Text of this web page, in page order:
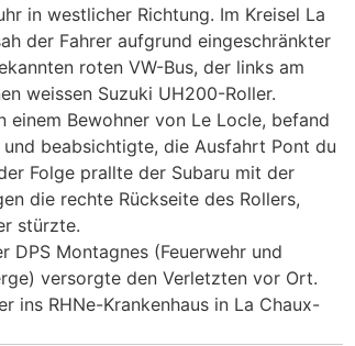
in westlicher Richtung. Im Kreisel La
der Fahrer aufgrund eingeschränkter
roten VW-Bus, der links am
weissen Suzuki UH200-Roller.
einem Bewohner von Le Locle, befand
beabsichtigte, die Ausfahrt Pont du
Folge prallte der Subaru mit der
die rechte Rückseite des Rollers,
stürzte.
DPS Montagnes (Feuerwehr und
versorgte den Verletzten vor Ort.
ins RHNe-Krankenhaus in La Chaux-